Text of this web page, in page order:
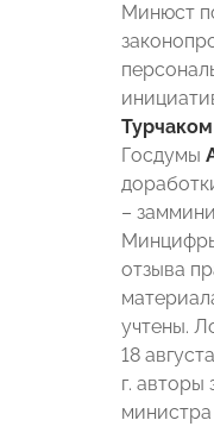
Минюст
Турчаком
Госдумы
–
отзыва
учтены.
18
г. авторы